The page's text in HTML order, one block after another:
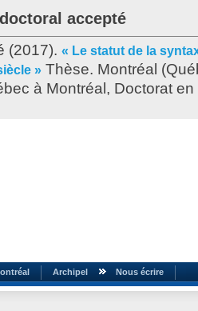
accepté
(2017). « Le statut de la
» Thèse. Montréal
à Montréal, Doctorat
Archipel Nous écrire